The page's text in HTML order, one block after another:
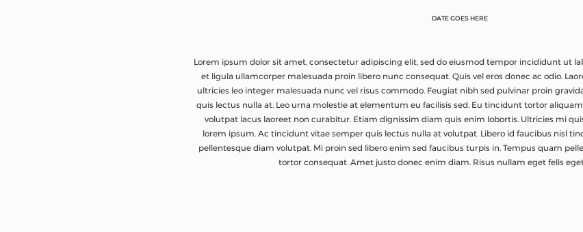
DATE GOES HERE
Lorem ipsum dolor sit amet, consectetur adipiscing elit, sed do eiusmod tempor incididunt ut
et ligula ullamcorper malesuada proin libero nunc consequat. Quis vel eros donec ac odio.
ultricies leo integer malesuada nunc vel risus commodo. Feugiat nibh sed pulvinar proin
quis lectus nulla at. Leo urna molestie at elementum eu facilisis sed. Eu tincidunt tortor
volutpat lacus laoreet non curabitur. Etiam dignissim diam quis enim lobortis. Ultricies mi
lorem ipsum. Ac tincidunt vitae semper quis lectus nulla at volutpat. Libero id faucibus nisl
pellentesque diam volutpat. Mi proin sed libero enim sed faucibus turpis in. Tempus quam
tortor consequat. Amet justo donec enim diam. Risus nullam eget felis